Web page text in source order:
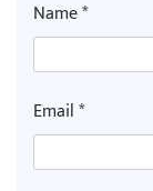
Name*
Email*